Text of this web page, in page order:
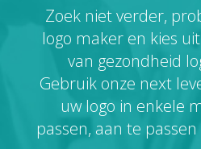
OverZoek niet verder,
logo maker en kies
van gezondheid
Gebruik onze next
uw logo in enkele
passen, aan te